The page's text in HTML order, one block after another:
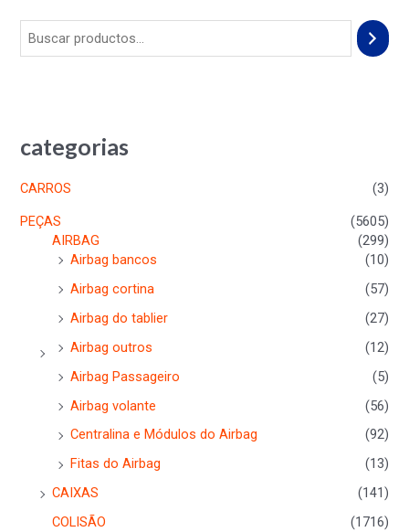
categorias
CARROS
(3)
PEÇAS
(5605)
AIRBAG
(299)
Airbag bancos
(10)
Airbag cortina
(57)
Airbag do tablier
(27)
Airbag outros
(12)
Airbag Passageiro
(5)
Airbag volante
(56)
Centralina e Módulos do Airbag
(92)
Fitas do Airbag
(13)
CAIXAS
(141)
COLISÃO
(1716)